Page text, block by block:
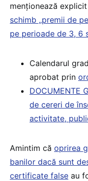
menționează
schimb „premii de
pe perioade de 3, 6
Calendarul
aprobat prin
DOCUMENTE
de cereri de
activitate,
Amintim că oprirea
banilor dacă sunt
certificate false au